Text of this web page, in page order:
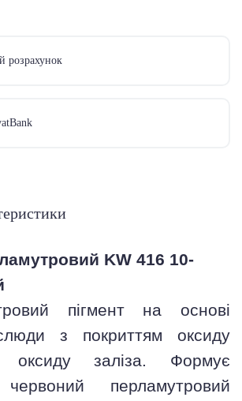
розрахунок
KW 416 10-
пігмент на основі
з покриттям оксиду
заліза. Формує
перламутровий